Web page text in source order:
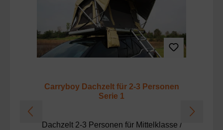
Carryboy Dachzelt für 2-3 Personen
Serie 1
Dachzelt 2-3 Personen für Mittelklasse /